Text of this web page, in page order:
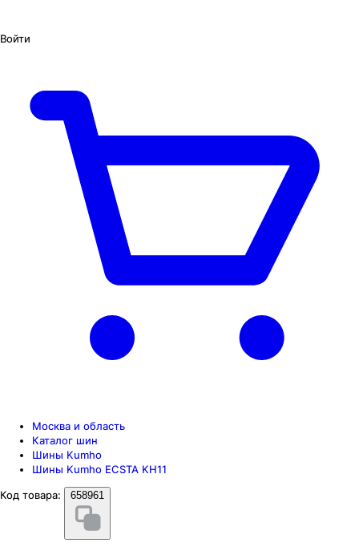
Войти
Москва и область
Каталог шин
Шины Kumho
Шины Kumho ECSTA KH11
Код товара:
658961